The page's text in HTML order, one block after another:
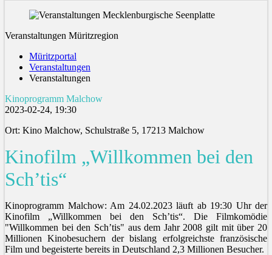
Veranstaltungen Müritzregion
Müritzportal
Veranstaltungen
Veranstaltungen
Kinoprogramm Malchow
2023-02-24, 19:30
Ort: Kino Malchow, Schulstraße 5, 17213 Malchow
Kinofilm „Willkommen bei den
Sch’tis“
Kinoprogramm Malchow: Am 24.02.2023 läuft ab 19:30 Uhr der
Kinofilm „Willkommen bei den Sch’tis“. Die Filmkomödie
"Willkommen bei den Sch’tis" aus dem Jahr 2008 gilt mit über 20
Millionen Kinobesuchern der bislang erfolgreichste französische
Film und begeisterte bereits in Deutschland 2,3 Millionen Besucher.